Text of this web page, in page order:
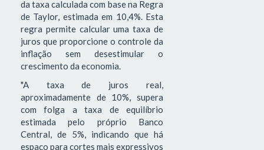
da taxa calculada com base na Regra
de Taylor, estimada em 10,4%. Esta
regra permite calcular uma taxa de
juros que proporcione o controle da
inflação sem desestimular o
crescimento da economia.
"A taxa de juros real,
aproximadamente de 10%, supera
com folga a taxa de equilíbrio
estimada pelo próprio Banco
Central, de 5%, indicando que há
espaço para cortes mais expressivos